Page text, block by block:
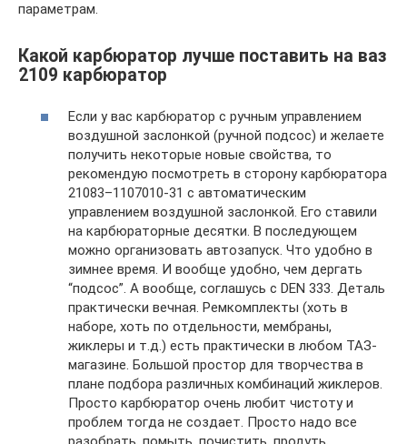
параметрам.
Какой карбюратор лучше поставить на ваз
2109 карбюратор
Если у вас карбюратор с ручным управлением
воздушной заслонкой (ручной подсос) и желаете
получить некоторые новые свойства, то
рекомендую посмотреть в сторону карбюратора
21083–1107010-31 с автоматическим
управлением воздушной заслонкой. Его ставили
на карбюраторные десятки. В последующем
можно организовать автозапуск. Что удобно в
зимнее время. И вообще удобно, чем дергать
“подсос”. А вообще, соглашусь с DEN 333. Деталь
практически вечная. Ремкомплекты (хоть в
наборе, хоть по отдельности, мембраны,
жиклеры и т.д.) есть практически в любом ТАЗ-
магазине. Большой простор для творчества в
плане подбора различных комбинаций жиклеров.
Просто карбюратор очень любит чистоту и
проблем тогда не создает. Просто надо все